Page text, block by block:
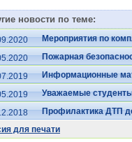
новости по теме:
Мероприятия по
Пожарная
Информационные
Уважаемые
Профилактика ДТП
для печати